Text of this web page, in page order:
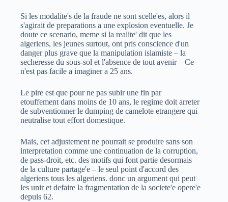
Si les modalite's de la fraude ne sont scelle'es, alors il
s'agirait de preparations a une explosion eventuelle. Je
doute ce scenario, meme si la realite' dit que les
algeriens, les jeunes surtout, ont pris conscience d'un
danger plus grave que la manipulation islamiste – la
secheresse du sous-sol et l'absence de tout avenir – Ce
n'est pas facile a imaginer a 25 ans.
Le pire est que pour ne pas subir une fin par
etouffement dans moins de 10 ans, le regime doit arreter
de subventionner le dumping de camelote etrangere qui
neutralise tout effort domestique.
Mais, cet adjustement ne pourrait se produire sans son
interpretation comme une continuation de la corruption,
de pass-droit, etc. des motifs qui font partie desormais
de la culture partage'e – le seul point d'accord des
algeriens tous les algeriens. donc un argument qui peut
les unir et defaire la fragmentation de la societe'e opere'e
depuis 62.